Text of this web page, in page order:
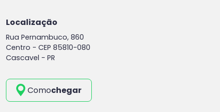
Localização
Rua Pernambuco, 860
Centro - CEP 85810-080
Cascavel - PR
Comochegar